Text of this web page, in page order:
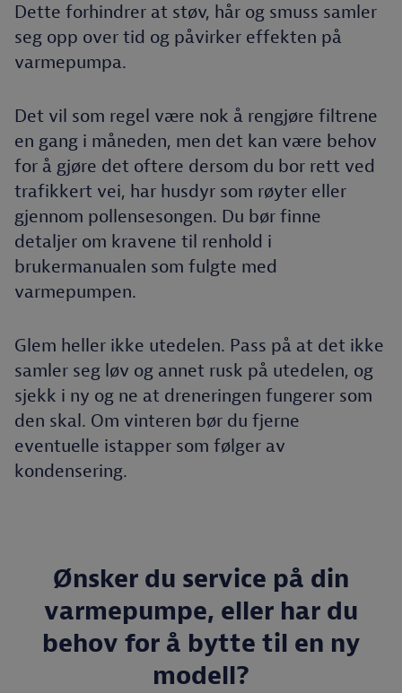
Dette forhindrer at støv, hår og smuss samler
seg opp over tid og påvirker effekten på
varmepumpa.
Det vil som regel være nok å rengjøre filtrene
en gang i måneden, men det kan være behov
for å gjøre det oftere dersom du bor rett ved
trafikkert vei, har husdyr som røyter eller
gjennom pollensesongen. Du bør finne
detaljer om kravene til renhold i
brukermanualen som fulgte med
varmepumpen.
Glem heller ikke utedelen. Pass på at det ikke
samler seg løv og annet rusk på utedelen, og
sjekk i ny og ne at dreneringen fungerer som
den skal. Om vinteren bør du fjerne
eventuelle istapper som følger av
kondensering.
Ønsker du service på din
varmepumpe, eller har du
behov for å bytte til en ny
modell?